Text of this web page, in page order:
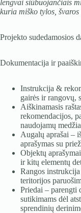
lengvai siūbuojančiais
kuria miško tylos,
Projekto sudedamosios
Dokumentacija ir
Instrukcija &
gairės ir rangovų,
Aiškinamasis
rekomendacijos,
naudojamų
Augalų aprašai –
aprašymas su
Objektų
ir kitų elementų
Rangos
teritorijos
Priedai – parengti
sutikimams dėl
sprendinių